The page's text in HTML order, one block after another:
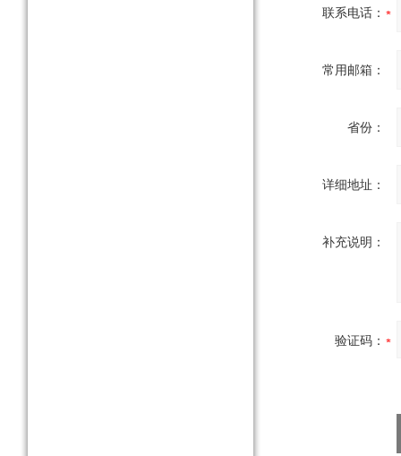
联系电话：
常用邮箱：
省份：
详细地址：
补充说明：
验证码：